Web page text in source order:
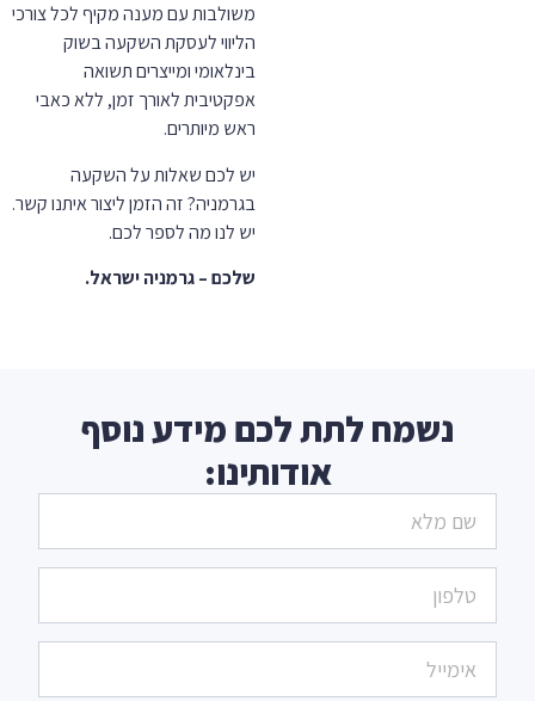
משולבות עם מענה מקיף לכל צורכי
הליווי לעסקת השקעה בשוק
בינלאומי ומייצרים תשואה
אפקטיבית לאורך זמן, ללא כאבי
ראש מיותרים.
יש לכם שאלות על השקעה
בגרמניה? זה הזמן ליצור איתנו קשר.
יש לנו מה לספר לכם.
שלכם – גרמניה ישראל.
נשמח לתת לכם מידע נוסף
אודותינו: